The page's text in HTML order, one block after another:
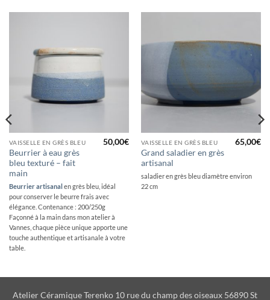
VAISSELLE EN GRÈS BLEU
Beurrier à eau grès
bleu texturé – fait
main
50,00€
Beurrier artisanal en grès bleu, idéal
pour conserver le beurre frais avec
élégance. Contenance : 200/250g
Façonné à la main dans mon atelier à
Vannes, chaque pièce unique apporte une
touche authentique et artisanale à votre
table.
VAISSELLE EN GRÈS BLEU
Grand saladier en grès
artisanal
65,00€
saladier en grès bleu diamètre environ
22 cm
Atelier Céramique Terenko 10 rue du champ des oiseaux 56890 St